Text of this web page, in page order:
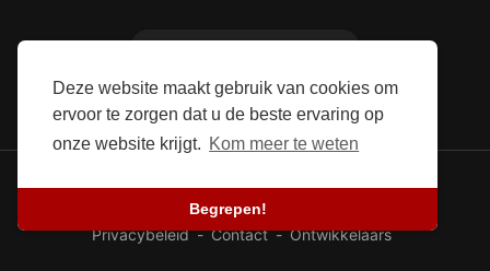
Deze website maakt gebruik van cookies om
ervoor te zorgen dat u de beste ervaring op
onze website krijgt. Kom meer te weten
Begrepen!
Meer Laden
Succesverhalen-Over ons
Privacybeleid-Contact-Ontwikkelaars